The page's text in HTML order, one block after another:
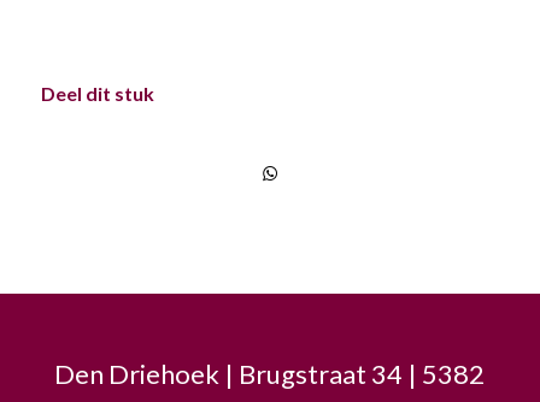
Deel dit stuk
Den Driehoek | Brugstraat 34 | 5382